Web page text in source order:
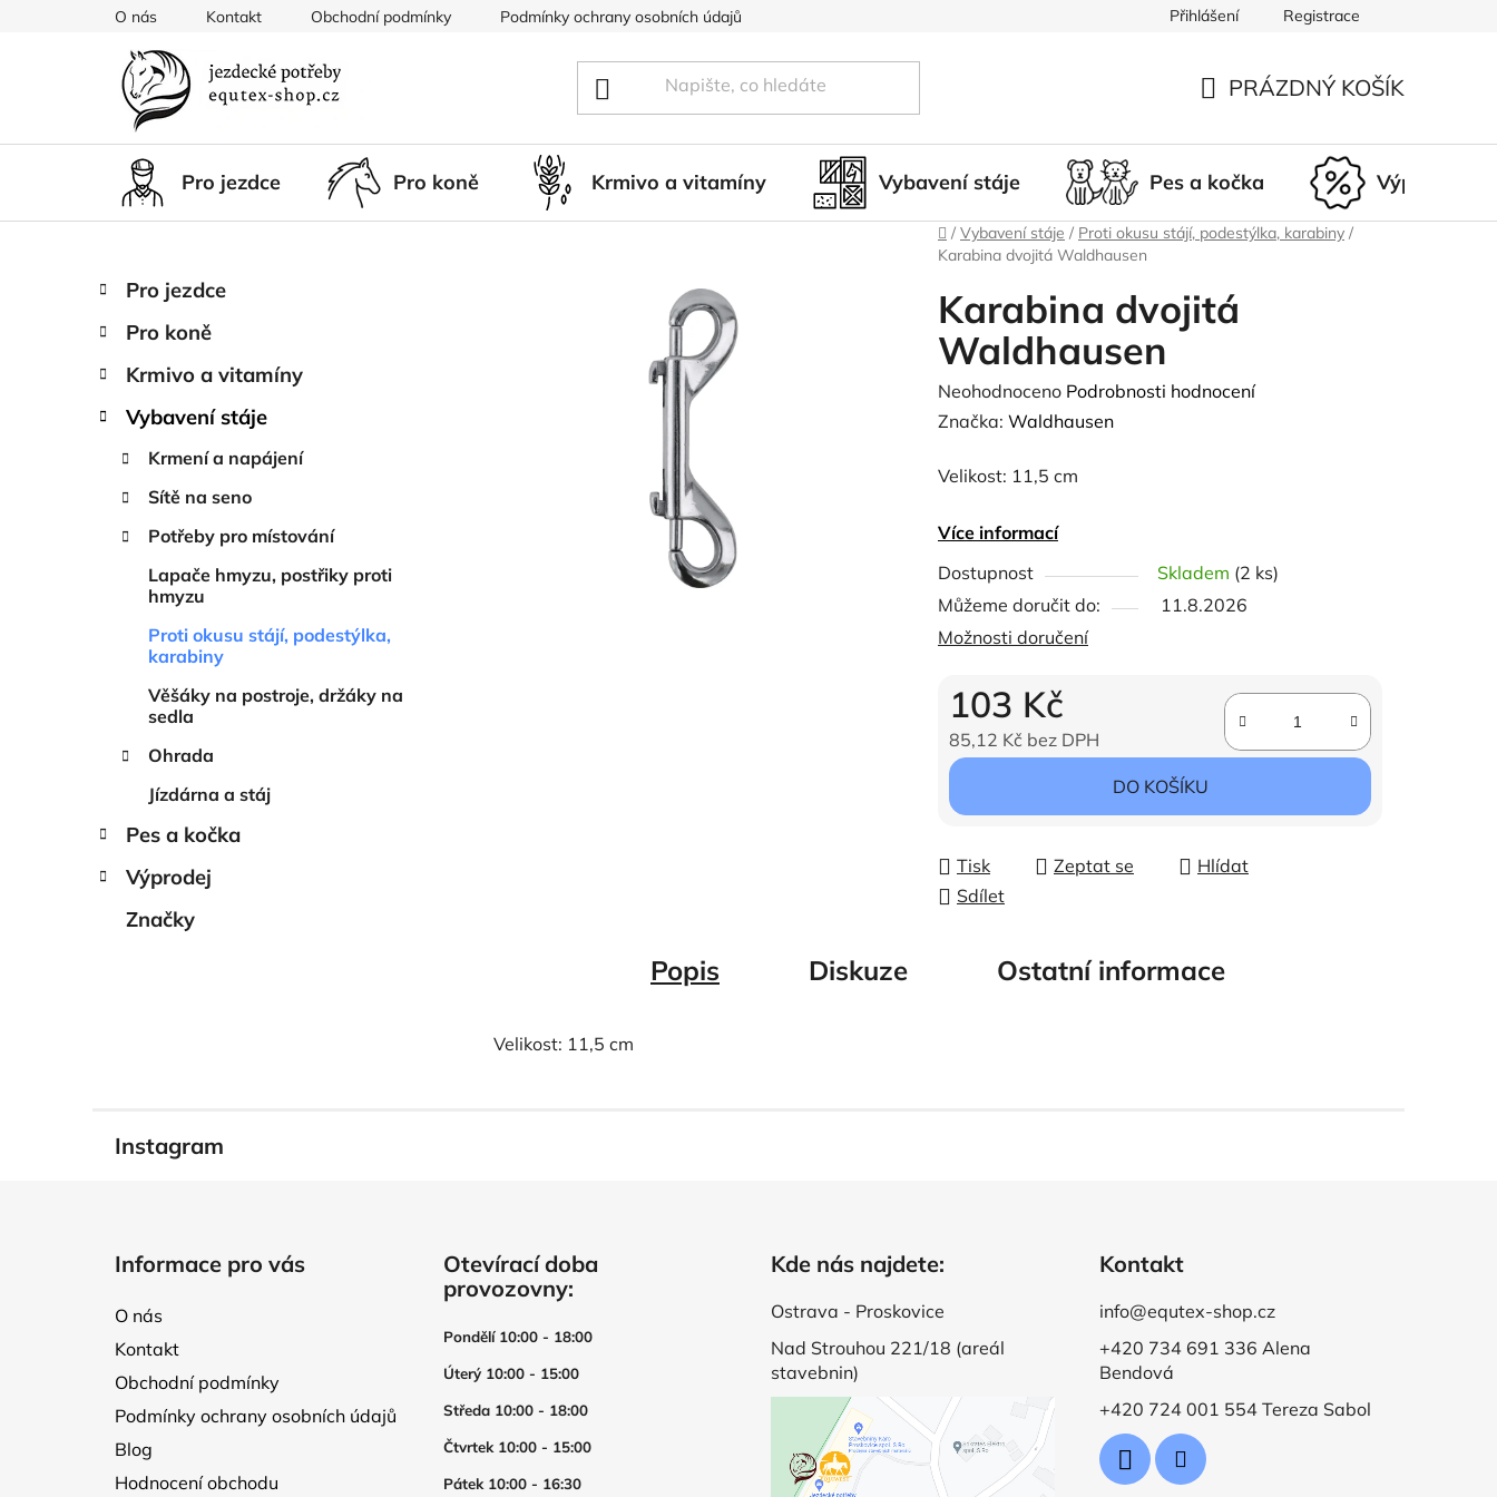
O nás Kontakt Obchodní podmínky Podmínky ochrany osobních údajů Doprava a platba Nepřevzetí zásilky
Přihlášení Registrace
KOŠÍK
PRÁZDNÝ KOŠÍK
Pro jezdce Pro koně Krmivo a vitamíny Vybavení stáje Pes a kočka Výprodej
Domů
/ Vybavení stáje / Proti okusu stájí, podestýlka, karabiny /
Karabina dvojitá Waldhausen
P
s
t
a
Přeskočit
kategorie
K
a
g
Pro jezdce
Pro koně
Krmivo a vitamíny
Vybavení stáje
Krmení a napájení
Sítě na seno
Potřeby pro místování
Lapače hmyzu, postřiky proti
hmyzu
Proti okusu stájí, podestýlka,
karabiny
Věšáky na postroje, držáky na
sedla
Ohrada
Jízdárna a stáj
Pes a kočka
Výprodej
Značky
Karabina dvojitá
Waldhausen
Průměrné
hodnocení
je
z
5
hvězdiček.
Neohodnoceno Podrobnosti hodnocení
Značka: Waldhausen
Velikost: 11,5 cm
Více informací
Dostupnost
Skladem (2 ks)
Můžeme doručit do:
11.8.2026
Možnosti doručení
103 Kč
85,12 Kč bez DPH
Měrná cena:
DO KOŠÍKU
Tisk Zeptat se
Hlídat
Sdílet
Popis Diskuze Ostatní informace
Velikost: 11,5 cm
Instagram
Informace pro vás
O nás
Kontakt
Obchodní podmínky
Podmínky ochrany osobních údajů
Blog
Hodnocení obchodu
Otevírací doba
provozovny:
Pondělí 10:00 - 18:00
Úterý 10:00 - 15:00
Středa 10:00 - 18:00
Čtvrtek 10:00 - 15:00
Pátek 10:00 - 16:30
Kde nás najdete:
Ostrava - Proskovice
Nad Strouhou 221/18 (areál
stavebnin)
Kontakt
info@equtex-shop.cz
+420 734 691 336 Alena
Bendová
+420 724 001 554 Tereza Sabol